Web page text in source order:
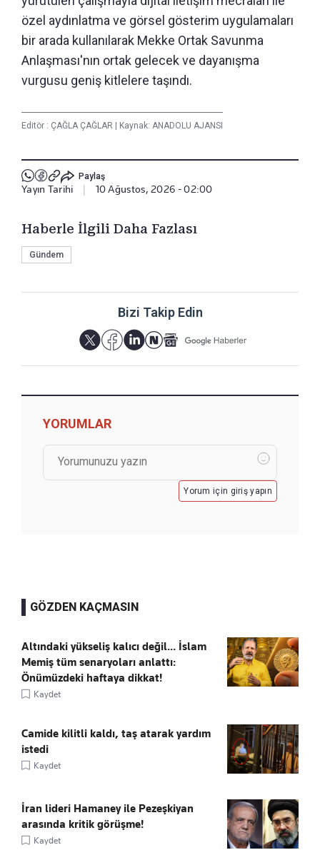
özel aydınlatma ve görsel gösterim uygulamaları
bir arada kullanılarak Mekke Ortak Savunma
Anlaşması'nın ortak gelecek ve dayanışma
vurgusu geniş kitlelere taşındı.
Editör : ÇAĞLA ÇAĞLAR Kaynak: ANADOLU AJANSI
Paylaş
Yayın Tarihi 10 Ağustos, 2026 - 02:00
Haberle İlgili Daha Fazlası
Gündem
Bizi Takip Edin
YORUMLAR
Yorum için giriş yapın
GÖZDEN KAÇMASIN
Altındaki yükseliş kalıcı değil... İslam
Memiş tüm senaryoları anlattı:
Önümüzdeki haftaya dikkat!
Kaydet
Camide kilitli kaldı, taş atarak yardım
istedi
Kaydet
İran lideri Hamaney ile Pezeşkiyan
arasında kritik görüşme!
Kaydet